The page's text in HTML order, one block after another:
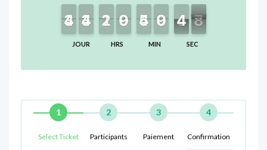
JOUR
3
3
4
4 3
3
4
4
HRS
1
1
2
2 9
9
0
0
MIN
4
4
5
5 9
9
0
0
SEC
5
4
4 8
7
7
1
Select Ticket
2
Participants
3
Paiement
4
Confirmation